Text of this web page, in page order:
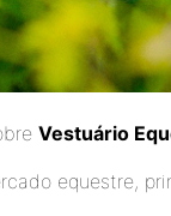
Vestuário
equestre,